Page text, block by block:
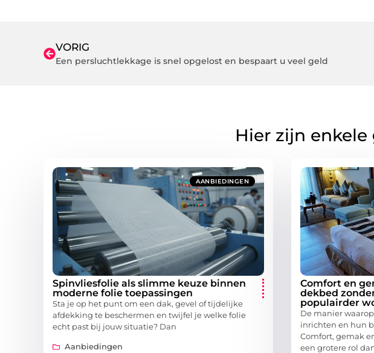
VORIG
Een persluchtlekkage is snel opgelost en bespaart u veel geld
Hier zijn enkele
AANBIEDINGEN
Spinvliesfolie als slimme keuze binnen
moderne folie toepassingen
Sta je op het punt om een dak, gevel of tijdelijke
afdekking te beschermen en twijfel je welke folie
echt past bij jouw situatie? Dan
Aanbiedingen
Comfort en
dekbed
populairder
De manier
inrichten en hun
Comfort, gemak
een grotere rol